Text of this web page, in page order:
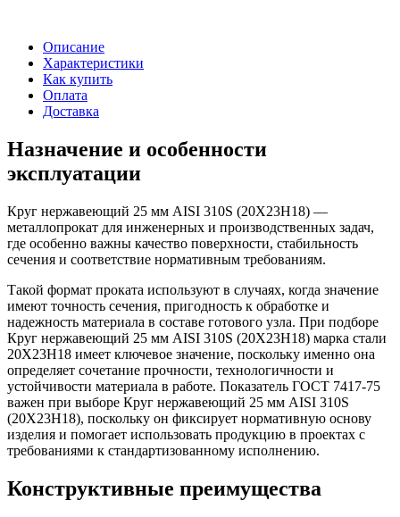
Описание
Характеристики
Как купить
Оплата
Доставка
Назначение и особенности
эксплуатации
Круг нержавеющий 25 мм AISI 310S (20Х23Н18) —
металлопрокат для инженерных и производственных задач,
где особенно важны качество поверхности, стабильность
сечения и соответствие нормативным требованиям.
Такой формат проката используют в случаях, когда значение
имеют точность сечения, пригодность к обработке и
надежность материала в составе готового узла. При подборе
Круг нержавеющий 25 мм AISI 310S (20Х23Н18) марка стали
20Х23Н18 имеет ключевое значение, поскольку именно она
определяет сочетание прочности, технологичности и
устойчивости материала в работе. Показатель ГОСТ 7417-75
важен при выборе Круг нержавеющий 25 мм AISI 310S
(20Х23Н18), поскольку он фиксирует нормативную основу
изделия и помогает использовать продукцию в проектах с
требованиями к стандартизованному исполнению.
Конструктивные преимущества